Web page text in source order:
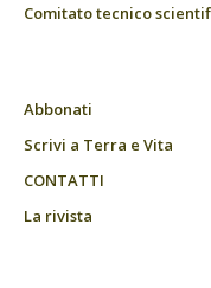
Comitato tecnico
Abbonati
Scrivi a Terra e Vita
CONTATTI
La rivista